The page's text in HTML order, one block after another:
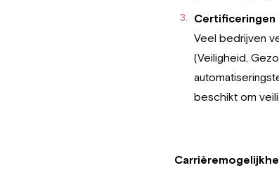
Certificeringen
Veel bedrijven
(Veiligheid,
beschikt om